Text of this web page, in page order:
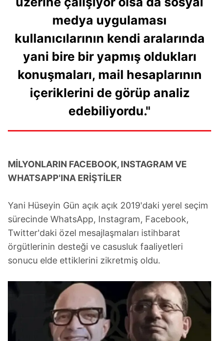
6698 sayılı Kişisel Verilerin Korunması Kanunu uyarınca
hazırlanmış Aydınlatma Metnimizi okumak ve sitemizde
ilgili mevzuata uygun olarak kullanılan çerezlerle ilgili bilgi
almak için lütfentıklayınız .
medya uygulaması
kullanıcılarının kendi aralarında
yani bire bir yapmış oldukları
konuşmaları, mail hesaplarının
içeriklerini de görüp analiz
edebiliyordu."
MİLYONLARIN FACEBOOK, INSTAGRAM VE
WHATSAPP'INA ERİŞTİLER
Yani Hüseyin Gün açık açık 2019'daki yerel seçim
sürecinde WhatsApp, Instagram, Facebook,
Twitter'daki özel mesajlaşmaları istihbarat
örgütlerinin desteği ve casusluk faaliyetleri
sonucu elde ettiklerini zikretmiş oldu.